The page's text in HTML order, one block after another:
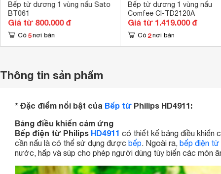
Bếp từ dương 1 vùng nấu Sato
BT061
Giá từ 800.000 đ
Có 5 nơi bán
Bếp từ dương 1 vùng nấu
Comfee CI-TD2120A
Giá từ 1.419.000 đ
Có 2 nơi bán
Thông tin sản phẩm
* Đặc điểm nổi bật của Bếp từ Philips HD4911:
Bảng điều khiển cảm ứng
Bếp điện từ Philips HD4911 có thiết kế bảng điều khiển
cần nấu là có thể sử dụng được bếp. Ngoài ra, bếp điện từ
nước, hấp và súp cho phép người dùng tùy biến các món